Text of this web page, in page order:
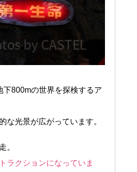
800mの世界を探検するア
な光景が広がっています。
。
ラクションになっていま